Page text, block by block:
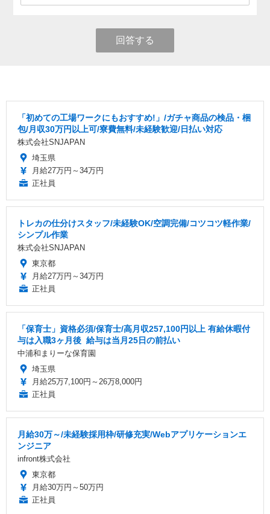
回答する
「初めての工場ワークにもおすすめ!」/ガチャ商品の検品・梱
包/月収30万円以上可/寮費無料/未経験歓迎/日払い対応
株式会社SNJAPAN
埼玉県
月給27万円～34万円
正社員
トレカの仕分けスタッフ/未経験OK/空調完備/コツコツ軽作業/
シンプル作業
株式会社SNJAPAN
東京都
月給27万円～34万円
正社員
「保育士」資格必須/保育士/️高月収257,100円以上 ️有給休暇付
与は入職3ヶ月後 ️ 給与は当月25日の前払い
中浦和まりーな保育園
埼玉県
月給25万7,100円～26万8,000円
正社員
月給30万～/未経験採用枠/研修充実/Webアプリケーションエ
ンジニア
infront株式会社
東京都
月給30万円～50万円
正社員